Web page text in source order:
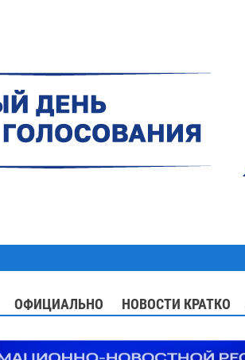
ОФИЦИАЛЬНО НОВОСТИ КРАТКО